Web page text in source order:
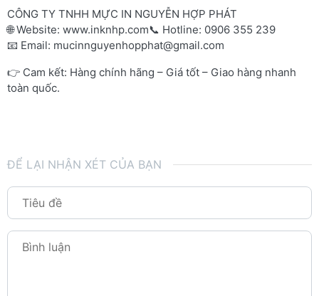
CÔNG TY TNHH MỰC IN NGUYỄN HỢP PHÁT
🌐 Website: www.inknhp.com📞 Hotline: 0906 355 239
📧 Email: mucinnguyenhopphat@gmail.com
👉 Cam kết: Hàng chính hãng – Giá tốt – Giao hàng nhanh
toàn quốc.
ĐỂ LẠI NHẬN XÉT CỦA BẠN